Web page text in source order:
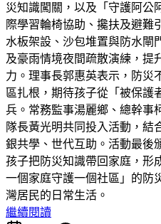
災知識闖關，以及「守護阿公
際學習輪椅協助、攙扶及避難
水板架設、沙包堆置與防水閘
及豪雨情境夜間疏散演練，提
力。理事長郭惠英表示，防災
區扎根，期待孩子從「被保護
兵。常務監事湯麗鄉、總幹事
隊長黃光明共同投入活動，結
銀共學、世代互助。活動最後
孩子把防災知識帶回家庭，形
一個家庭守護一個社區」的防
灣居民的日常生活。
繼續閱讀